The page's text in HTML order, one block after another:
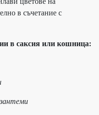
в съчетание с
в саксия или кошница: